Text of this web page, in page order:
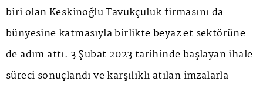
biri olan Keskinoğlu Tavukçuluk firmasını da
bünyesine katmasıyla birlikte beyaz et sektörüne
de adım attı. 3 Şubat 2023 tarihinde başlayan ihale
süreci sonuçlandı ve karşılıklı atılan imzalarla